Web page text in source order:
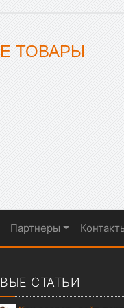
ТОВАРЫ
Партнеры
СТАТЬИ